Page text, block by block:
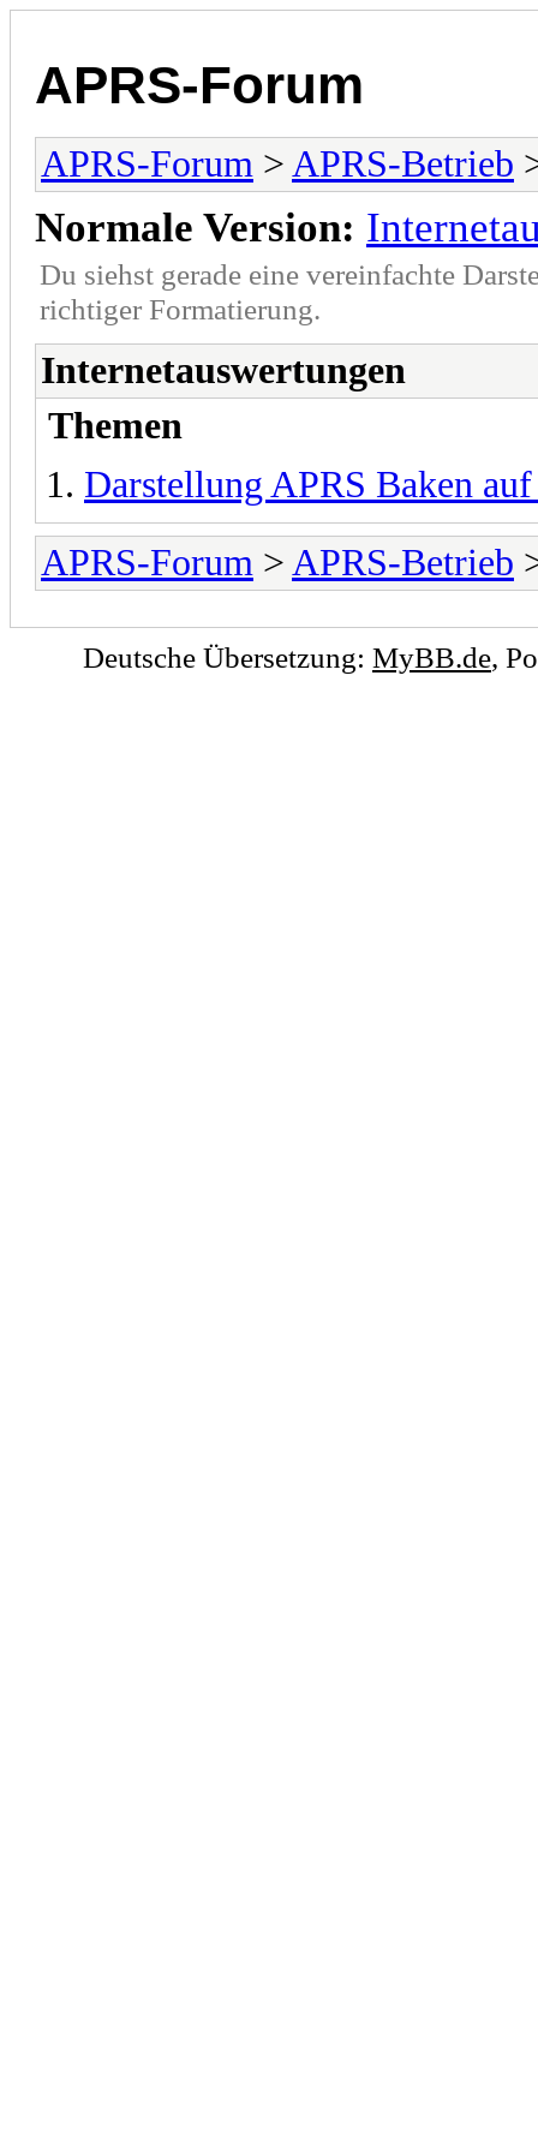
APRS-Forum
APRS-Forum > APRS-Betrieb
Normale Version:
Du siehst gerade eine vereinfachte
richtiger Formatierung.
Internetauswertungen
Themen
Darstellung APRS Baken
APRS-Forum > APRS-Betrieb
Deutsche Übersetzung: MyBB.de,